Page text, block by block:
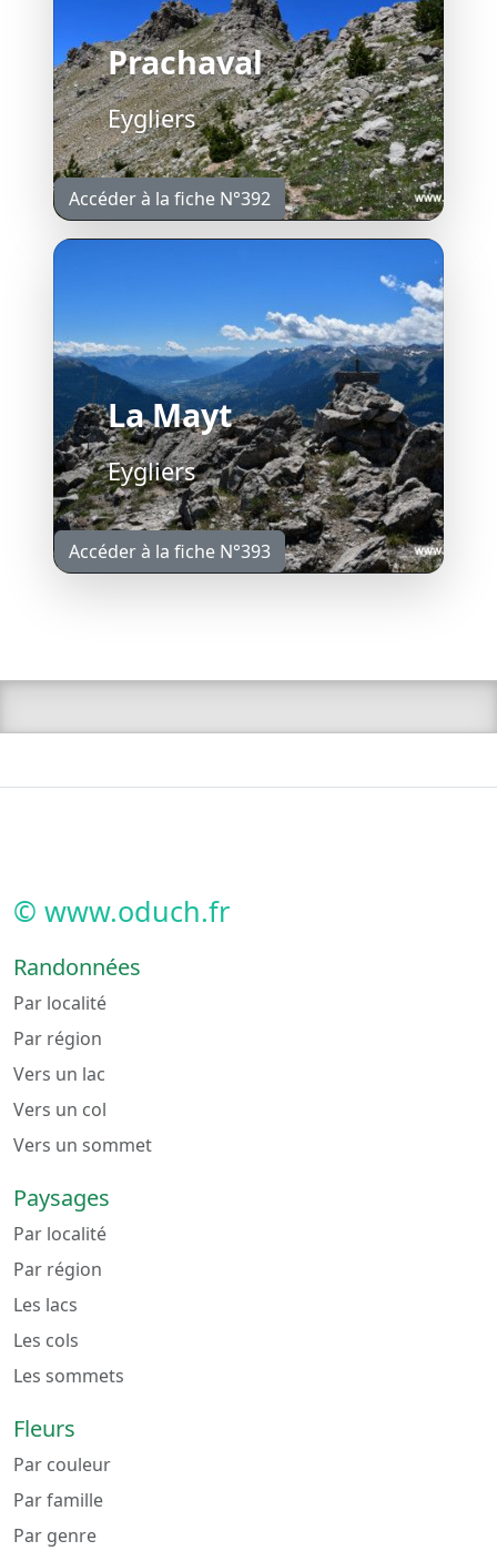
Prachaval
Eygliers
Accéder à la fiche N°392
La Mayt
Eygliers
Accéder à la fiche N°393
© www.oduch.fr
Randonnées
Par localité
Par région
Vers un lac
Vers un col
Vers un sommet
Paysages
Par localité
Par région
Les lacs
Les cols
Les sommets
Fleurs
Par couleur
Par famille
Par genre